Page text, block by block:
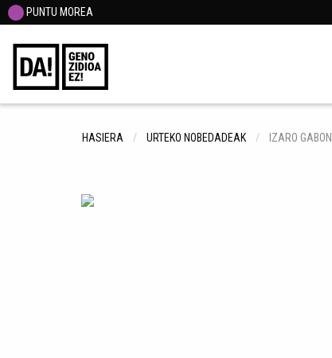
PUNTU MOREA
HASIERA URTEKO NOBEDADEAK IZARO